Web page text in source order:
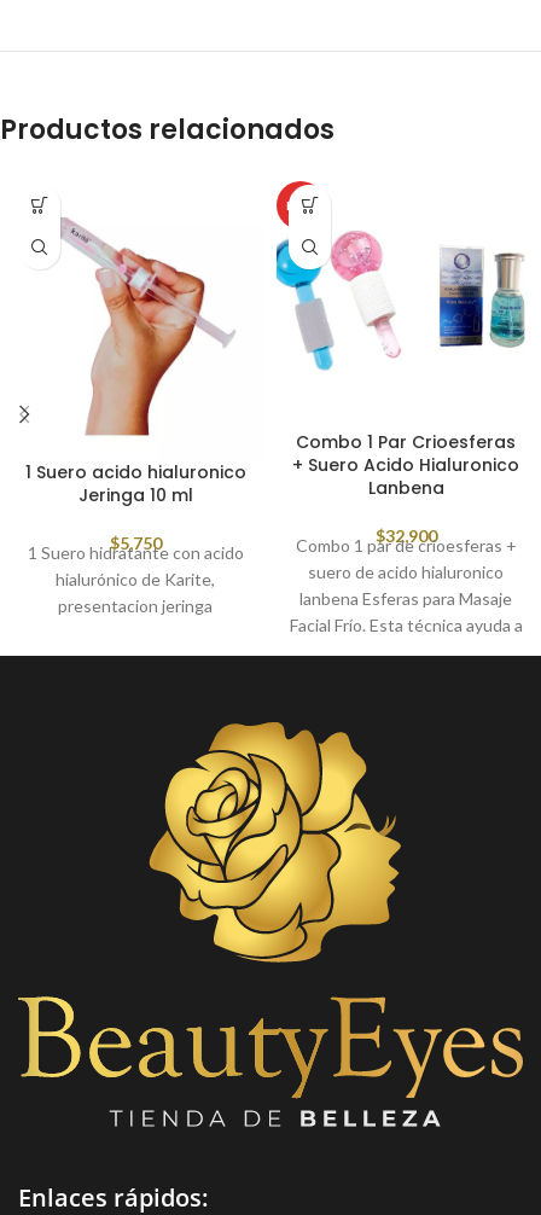
Productos relacionados
1 Suero acido hialuronico
Jeringa 10 ml
$5,750
1 Suero hidratante con acido
hialurónico de Karite,
presentacion jeringa
HOT
Combo 1 Par Crioesferas
+ Suero Acido Hialuronico
Lanbena
$32,900
Combo 1 par de crioesferas +
suero de acido hialuronico
lanbena Esferas para Masaje
Facial Frío. Esta técnica ayuda a
tonificar el rostro, activa la
sustancias de desecho, elimina
arrugas, ojeras, inflamación y
líneas de expresión.
Enlaces rápidos: